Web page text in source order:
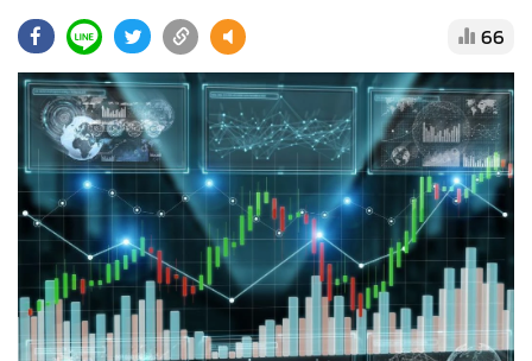
• ละคร
• CbizReview
Cyber BIZ
• ผู้จัดกวน
• Good health & Well-being
Green Innovation & SD
Management & HR
• MGR Live
• Infographic
66